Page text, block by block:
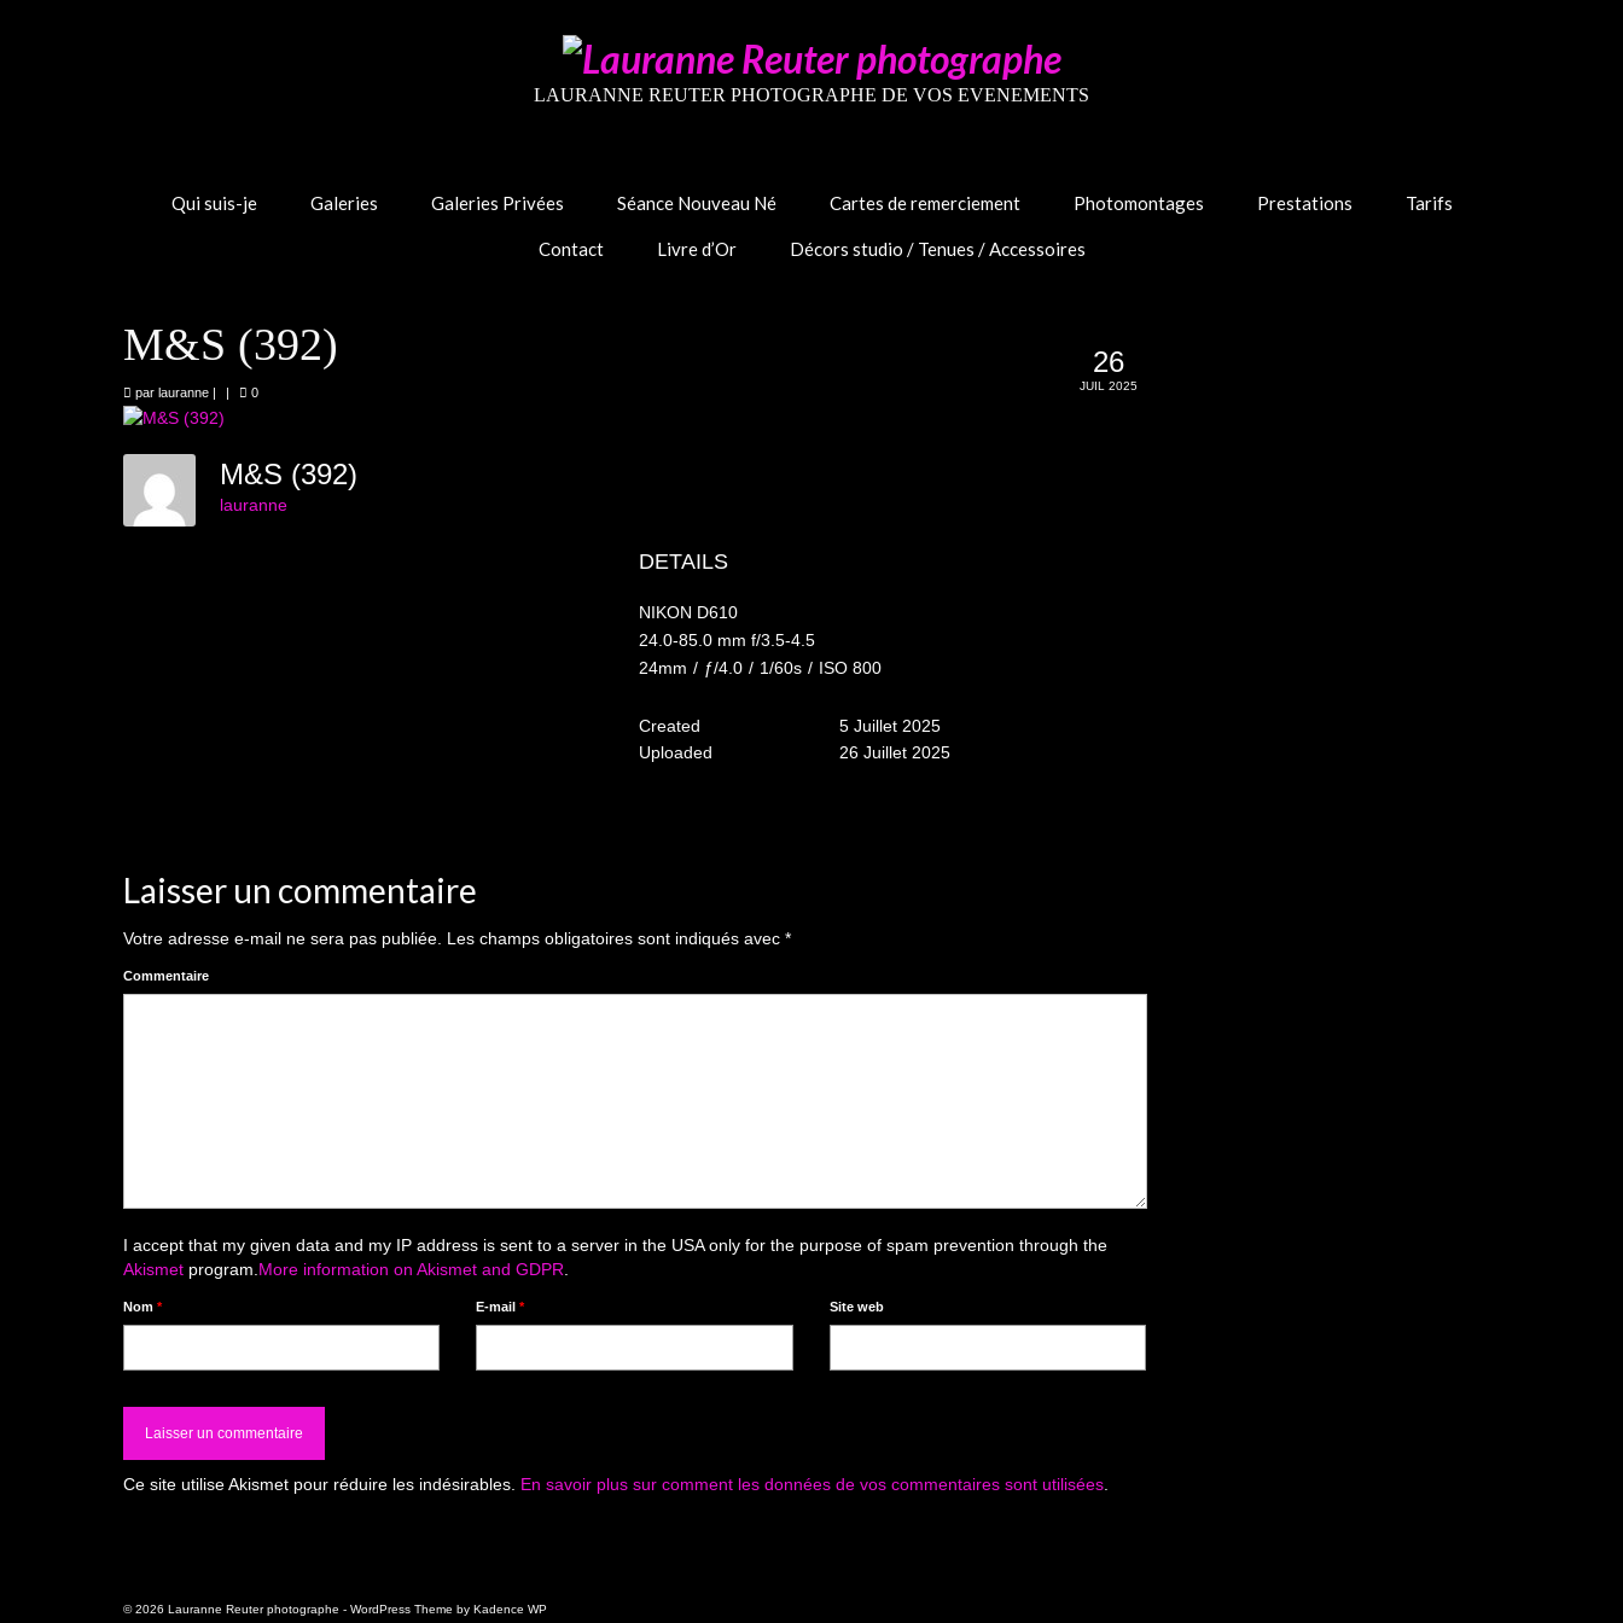
LAURANNE REUTER PHOTOGRAPHE DE VOS EVENEMENTS
Qui suis-je Galeries Galeries Privées Séance Nouveau Né Cartes de remerciement Photomontages Prestations Tarifs
Contact Livre d’Or Décors studio / Tenues / Accessoires
26
JUIL 2025
M&S (392)
par lauranne | | 0
M&S (392)
lauranne
DETAILS
NIKON D610
24.0-85.0 mm f/3.5-4.5
24mm / ƒ/4.0 / 1/60s / ISO 800
Created
5 Juillet 2025
Uploaded
26 Juillet 2025
Laisser un commentaire
Votre adresse e-mail ne sera pas publiée. Les champs obligatoires sont indiqués avec *
Commentaire
I accept that my given data and my IP address is sent to a server in the USA only for the purpose of spam prevention through the
Akismet program. More information on Akismet and GDPR
Nom * E-mail* Site web
Ce site utilise Akismet pour réduire les indésirables. En savoir plus sur comment les données de vos commentaires sont utilisées
© 2026 Lauranne Reuter photographe - WordPress Theme by Kadence WP